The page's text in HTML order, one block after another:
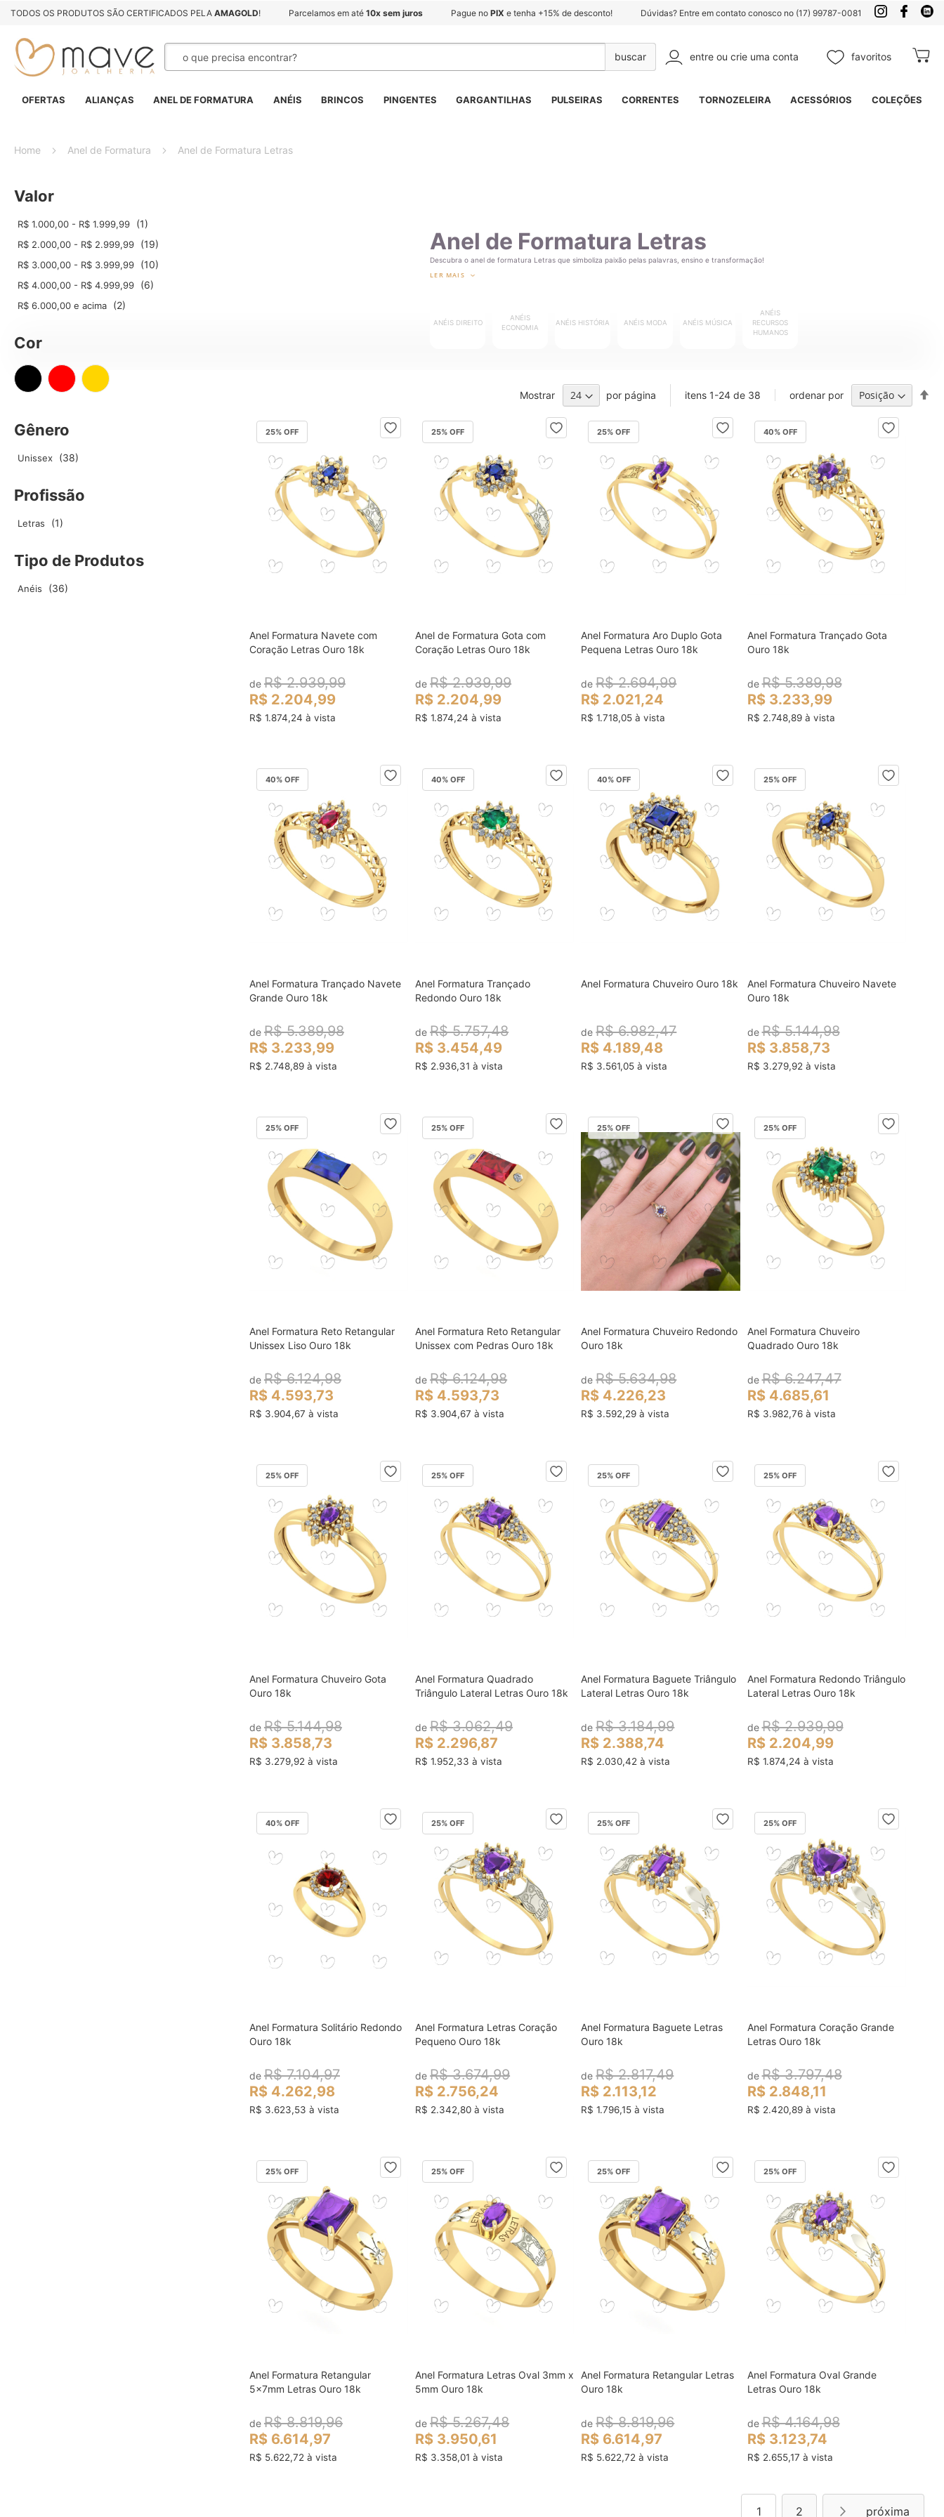
TODOS OS PRODUTOS SÃO CERTIFICADOS PELA AMAGOLD! Parcelamos em até 10x sem juros Pague no PIX e tenha +15% de desconto! Dúvidas? Entre em contato conosco no (17) 99787-0081
Pesquisa
entre ou crie uma conta favoritos Meu
OFERTAS ALIANÇAS ANEL DE FORMATURA ANÉIS BRINCOS PINGENTES GARGANTILHAS PULSEIRAS CORRENTES TORNOZELEIRA ACESSÓRIOS COLEÇÕES
Home Anel de Formatura Anel de Formatura Letras
Anel de Formatura Letras
Descubra o anel de formatura Letras que simboliza paixão pelas palavras, ensino e transformação!
LER MAIS
ANÉISDIREITO
ANÉIS
ECONOMIA
ANÉIS HISTÓRIA ANÉISMODA ANÉIS MÚSICA
ANÉIS
RECURSOS
HUMANOS
Mostrar por página itens 1-24 de 38 ordenar por
25% OFF
colocar no carrinho
Anel Formatura Navete com
Coração Letras Ouro 18k
de R$ 2.939,99
R$ 2.204,99
R$ 1.874,24 à vista
25% OFF
colocar no carrinho
Anel de Formatura Gota com
Coração Letras Ouro 18k
deR$ 2.939,99
R$ 2.204,99
R$ 1.874,24 à vista
25% OFF
colocar no carrinho
Anel Formatura Aro Duplo Gota
Pequena Letras Ouro 18k
deR$ 2.694,99
R$ 2.021,24
R$ 1.718,05 à vista
40% OFF
Anel Formatura Trançado Gota
Ouro 18k
deR$ 5.389,98
R$ 3.233,99
R$ 2.748,89 à vista
40% OFF
colocar no carrinho
Anel Formatura Trançado Navete
Grande Ouro 18k
de R$ 5.389,98
R$ 3.233,99
R$ 2.748,89 à vista
40% OFF
colocar no carrinho
Anel Formatura Trançado
Redondo Ouro 18k
deR$ 5.757,48
R$ 3.454,49
R$ 2.936,31 à vista
40% OFF
Anel Formatura Chuveiro Ouro 18k
deR$ 6.982,47
R$ 4.189,48
R$ 3.561,05 à vista
25% OFF
Anel Formatura Chuveiro Navete
Ouro 18k
deR$ 5.144,98
R$ 3.858,73
R$ 3.279,92 à vista
25% OFF
colocar no carrinho
Anel Formatura Reto Retangular
Unissex Liso Ouro 18k
de R$ 6.124,98
R$ 4.593,73
R$ 3.904,67 à vista
25% OFF
colocar no carrinho
Anel Formatura Reto Retangular
Unissex com Pedras Ouro 18k
deR$ 6.124,98
R$ 4.593,73
R$ 3.904,67 à vista
25% OFF
Anel Formatura Chuveiro Redondo
Ouro 18k
deR$ 5.634,98
R$ 4.226,23
R$ 3.592,29 à vista
25% OFF
colocar no carrinho
Anel Formatura Chuveiro
Quadrado Ouro 18k
deR$ 6.247,47
R$ 4.685,61
R$ 3.982,76 à vista
25% OFF
Anel Formatura Chuveiro Gota
Ouro 18k
de R$ 5.144,98
R$ 3.858,73
R$ 3.279,92 à vista
25% OFF
colocar no carrinho
Anel Formatura Quadrado
Triângulo Lateral Letras Ouro 18k
deR$ 3.062,49
R$ 2.296,87
R$ 1.952,33 à vista
25% OFF
colocar no carrinho
Anel Formatura Baguete Triângulo
Lateral Letras Ouro 18k
deR$ 3.184,99
R$ 2.388,74
R$ 2.030,42 à vista
25% OFF
colocar no carrinho
Anel Formatura Redondo Triângulo
Lateral Letras Ouro 18k
deR$ 2.939,99
R$ 2.204,99
R$ 1.874,24 à vista
40% OFF
Anel Formatura Solitário Redondo
Ouro 18k
de R$ 7.104,97
R$ 4.262,98
R$ 3.623,53 à vista
25% OFF
colocar no carrinho
Anel Formatura Letras Coração
Pequeno Ouro 18k
deR$ 3.674,99
R$ 2.756,24
R$ 2.342,80 à vista
25% OFF
Anel Formatura Baguete Letras
Ouro 18k
deR$ 2.817,49
R$ 2.113,12
R$ 1.796,15 à vista
25% OFF
colocar no carrinho
Anel Formatura Coração Grande
Letras Ouro 18k
deR$ 3.797,48
R$ 2.848,11
R$ 2.420,89 à vista
25% OFF
colocar no carrinho
Anel Formatura Retangular
5x7mm Letras Ouro 18k
de R$ 8.819,96
R$ 6.614,97
R$ 5.622,72 à vista
25% OFF
colocar no carrinho
Anel Formatura Letras Oval 3mm x
5mm Ouro 18k
deR$ 5.267,48
R$ 3.950,61
R$ 3.358,01 à vista
25% OFF
Anel Formatura Retangular Letras
Ouro 18k
deR$ 8.819,96
R$ 6.614,97
R$ 5.622,72 à vista
25% OFF
colocar no carrinho
Anel Formatura Oval Grande
Letras Ouro 18k
deR$ 4.164,98
R$ 3.123,74
R$ 2.655,17 à vista
Página
Você esta lendo a pagina
1 Página
2 Página
Próximo
Valor
R$ 1.000,00 - R$ 1.999,99 1
R$ 2.000,00 - R$ 2.999,99 19
R$ 3.000,00 - R$ 3.999,99 10
R$ 4.000,00 - R$ 4.999,99 6
R$ 6.000,00 e acima 2
Cor
Gênero
Unissex 38
Profissão
Letras 1
Tipo de Produtos
Anéis 36